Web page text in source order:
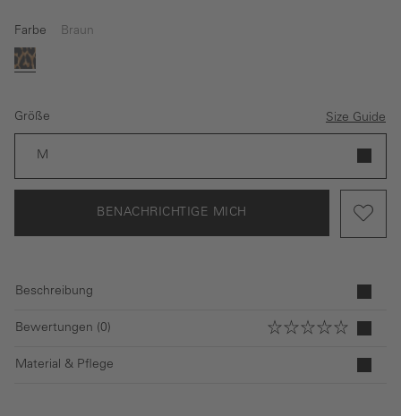
Farbe Braun
Braun
(Diese Option ist zurzeit nicht verfügbar.)
Größe Size Guide
M
BENACHRICHTIGE MICH
Beschreibung
Bewertungen (0)
Material & Pflege